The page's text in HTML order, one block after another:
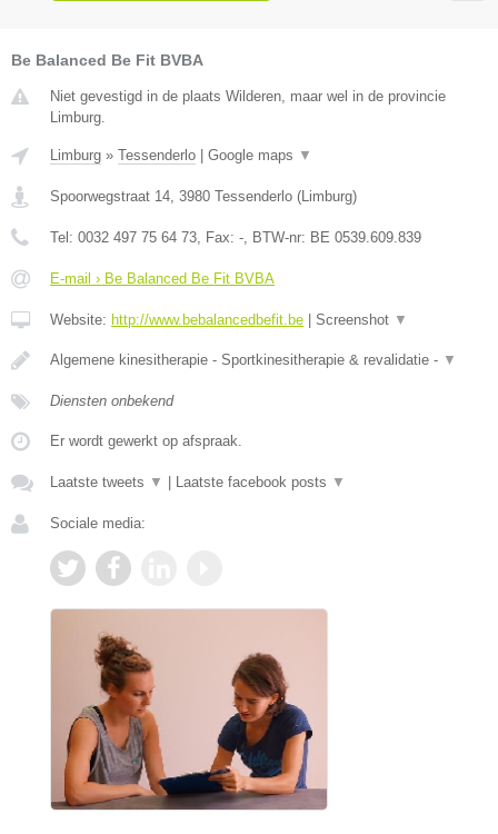
Be Balanced Be Fit BVBA
Niet gevestigd in de plaats Wilderen, maar wel in de provincie
Limburg.
Limburg » Tessenderlo Google maps ▼
Spoorwegstraat 14 3980 Tessenderlo ( Limburg)
Tel: 0032 497 75 64 73 , Fax: - , BTW-nr: BE 0539.609.839
E-mail › Be Balanced Be Fit BVBA
Website: http://www.bebalancedbefit.be Screenshot ▼
Algemene kinesitherapie - Sportkinesitherapie & revalidatie - ▼
Diensten onbekend
Er wordt gewerkt op afspraak.
Laatste tweets ▼ Laatste facebook posts ▼
Sociale media: